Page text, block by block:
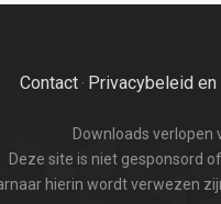
Contact· Privacybeleid en
Downloads verlopen
Deze site is niet gesponsord
hierin wordt verwezen